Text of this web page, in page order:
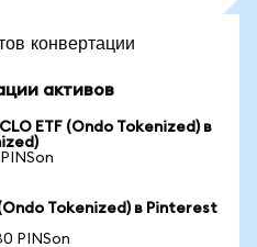
конвертации
активов
ETF (Ondo Tokenized) в
Tokenized) в Pinterest
PINSon